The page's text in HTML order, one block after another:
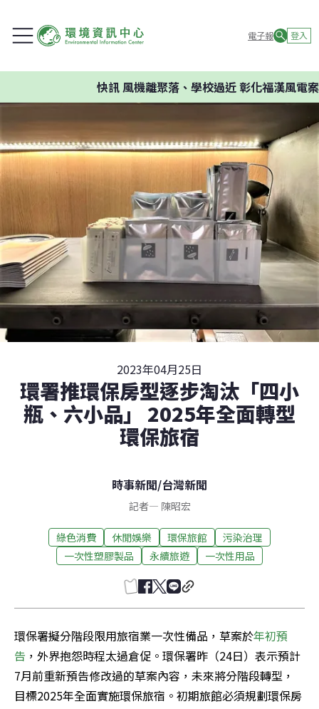
電子報 登入
風機離聚落、學校過近 彰化福漢風電案環委
2023年04月25日
環署推環保房型逐步淘汰「四小
瓶、六小品」 2025年全面轉型
環保旅宿
時事新聞/台灣新聞
記者— 陳昭宏
綠色消費 休閒娛樂 環保旅館
污染治理
一次性塑膠製品
永續旅遊 一次性用品
環保署擬分階段限用旅宿業一次性備品，草案於年初預
告 ，外界抱怨時程太過倉促。環保署昨（24日）表示預計
7月前重新預告修改過的草案內容，未來將分階段轉型，
目標2025年全面實施環保旅宿。初期旅館必須規劃環保房